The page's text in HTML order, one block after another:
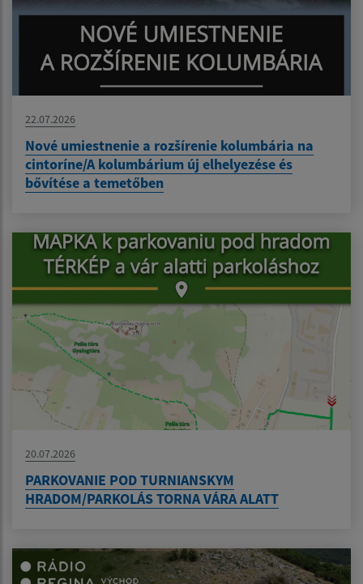
22.07.2026
Nové umiestnenie a rozšírenie kolumbária na
cintoríne/A kolumbárium új elhelyezése és
bővítése a temetőben
20.07.2026
PARKOVANIE POD TURNIANSKYM
HRADOM/PARKOLÁS TORNA VÁRA ALATT